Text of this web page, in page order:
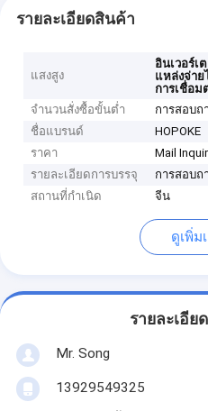
รายละเอียดสินค้า
แสงสูง
อินเวอร์เ
แหล่งจ่าย
การเชื่อม
จำนวนสั่งซื้อขั้นต่ำ
การสอบ
ชื่อแบรนด์
HOPOKE
ราคา
Mail
รายละเอียดการบรรจุ
การสอบ
สถานที่กำเนิด
จีน
ดูเพิ่ม
รายละเอีย
Mr. Song
13929549325